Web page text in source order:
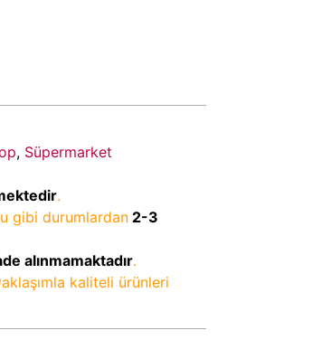
, Süpermarket
.
gibi durumlardan 2-3
alınmamaktadır.
kaliteli ürünleri